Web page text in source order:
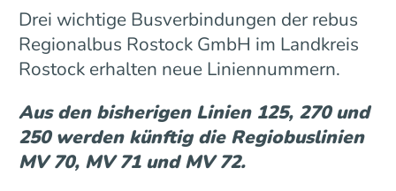
Drei wichtige Busverbindungen der rebus
Regionalbus Rostock GmbH im Landkreis
Rostock erhalten neue Liniennummern.
Aus den bisherigen Linien 125, 270 und
250 werden künftig die Regiobuslinien
MV 70, MV 71 und MV 72.